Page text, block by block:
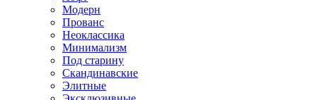
Модерн
Прованс
Неоклассика
Минимализм
Под старину
Скандинавские
Элитные